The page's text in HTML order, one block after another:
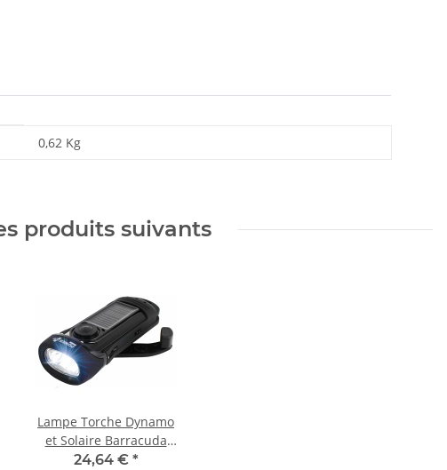
0,62 Kg
produits suivants
Lampe Torche Dynamo
et Solaire Barracuda
Power Plus
24,64 € *